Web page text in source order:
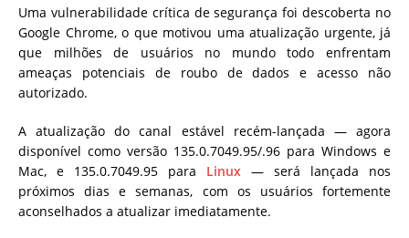
Uma vulnerabilidade crítica de segurança foi descoberta no
Google Chrome, o que motivou uma atualização urgente, já
que milhões de usuários no mundo todo enfrentam
ameaças potenciais de roubo de dados e acesso não
autorizado.
A atualização do canal estável recém-lançada — agora
disponível como versão 135.0.7049.95/.96 para Windows e
Mac, e 135.0.7049.95 para Linux — será lançada nos
próximos dias e semanas, com os usuários fortemente
aconselhados a atualizar imediatamente.